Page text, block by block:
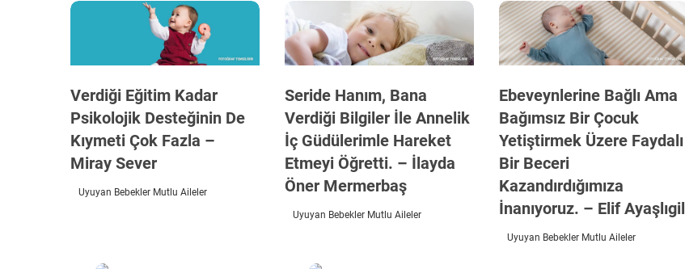
Verdiği Eğitim Kadar
Psikolojik Desteğinin De
Kıymeti Çok Fazla –
Miray Sever
Uyuyan Bebekler Mutlu Aileler
Seride Hanım, Bana
Verdiği Bilgiler İle Annelik
İç Güdülerimle Hareket
Etmeyi Öğretti. – İlayda
Öner Mermerbaş
Uyuyan Bebekler Mutlu Aileler
Ebeveynlerine Bağlı Ama
Bağımsız Bir Çocuk
Yetiştirmek Üzere Faydalı
Bir Beceri
Kazandırdığımıza
İnanıyoruz. – Elif Ayaşlıgil
Uyuyan Bebekler Mutlu Aileler